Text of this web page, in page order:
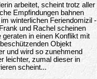
arbeitet, scheint trotz aller
Empfindungen bahnen
winterlichen Feriendomizil -
und Rachel scheinen
in einen Konflikt mit
Objekt
und wird so zunehmend
leichter, zumal dieser in
scheint...